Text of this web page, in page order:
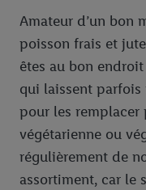
Viande
Poisson
Produits laitiers
Boissons
Entretien et nettoyage
Amateur d’un bon
poisson frais et
êtes au bon
qui laissent
pour les remplacer
végétarienne ou
régulièrement de
assortiment, car le